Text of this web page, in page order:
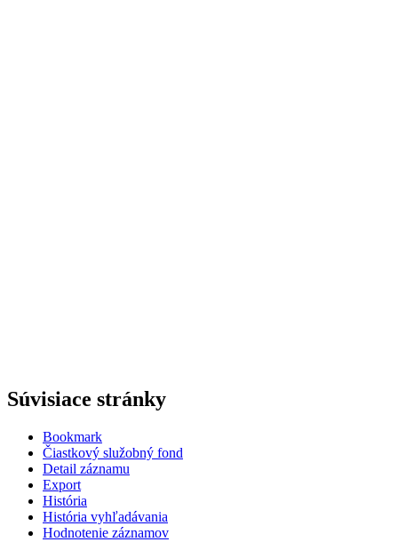
Súvisiace stránky
Bookmark
Čiastkový služobný fond
Detail záznamu
Export
História
História vyhľadávania
Hodnotenie záznamov